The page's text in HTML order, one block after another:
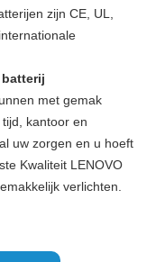
zijn CE, UL,
met gemak
kantoor en
uw zorgen en u hoeft
Kwaliteit LENOVO
verlichten.